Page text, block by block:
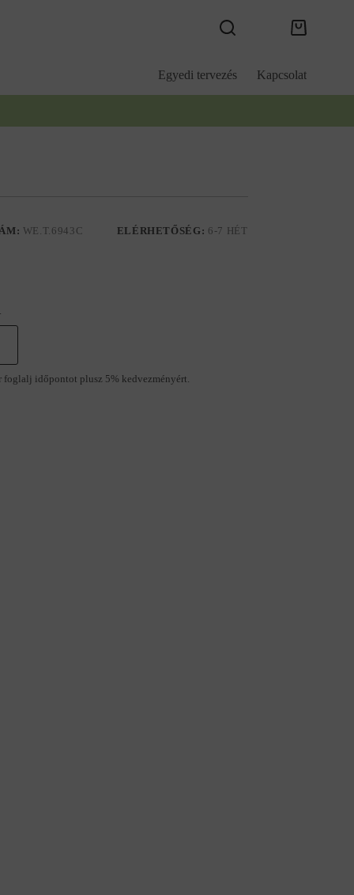
Kosár
Egyedi tervezés Kapcsolat
WE.T.6943C ELÉRHETŐSÉG: 6-7 HÉT
foglalj időpontot plusz 5% kedvezményért.